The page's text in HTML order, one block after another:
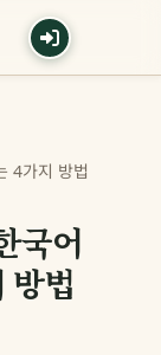
4가지 방법
국어
방법